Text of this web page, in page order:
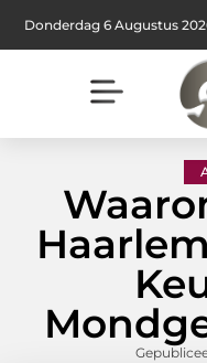
Donderdag 6 Augustus